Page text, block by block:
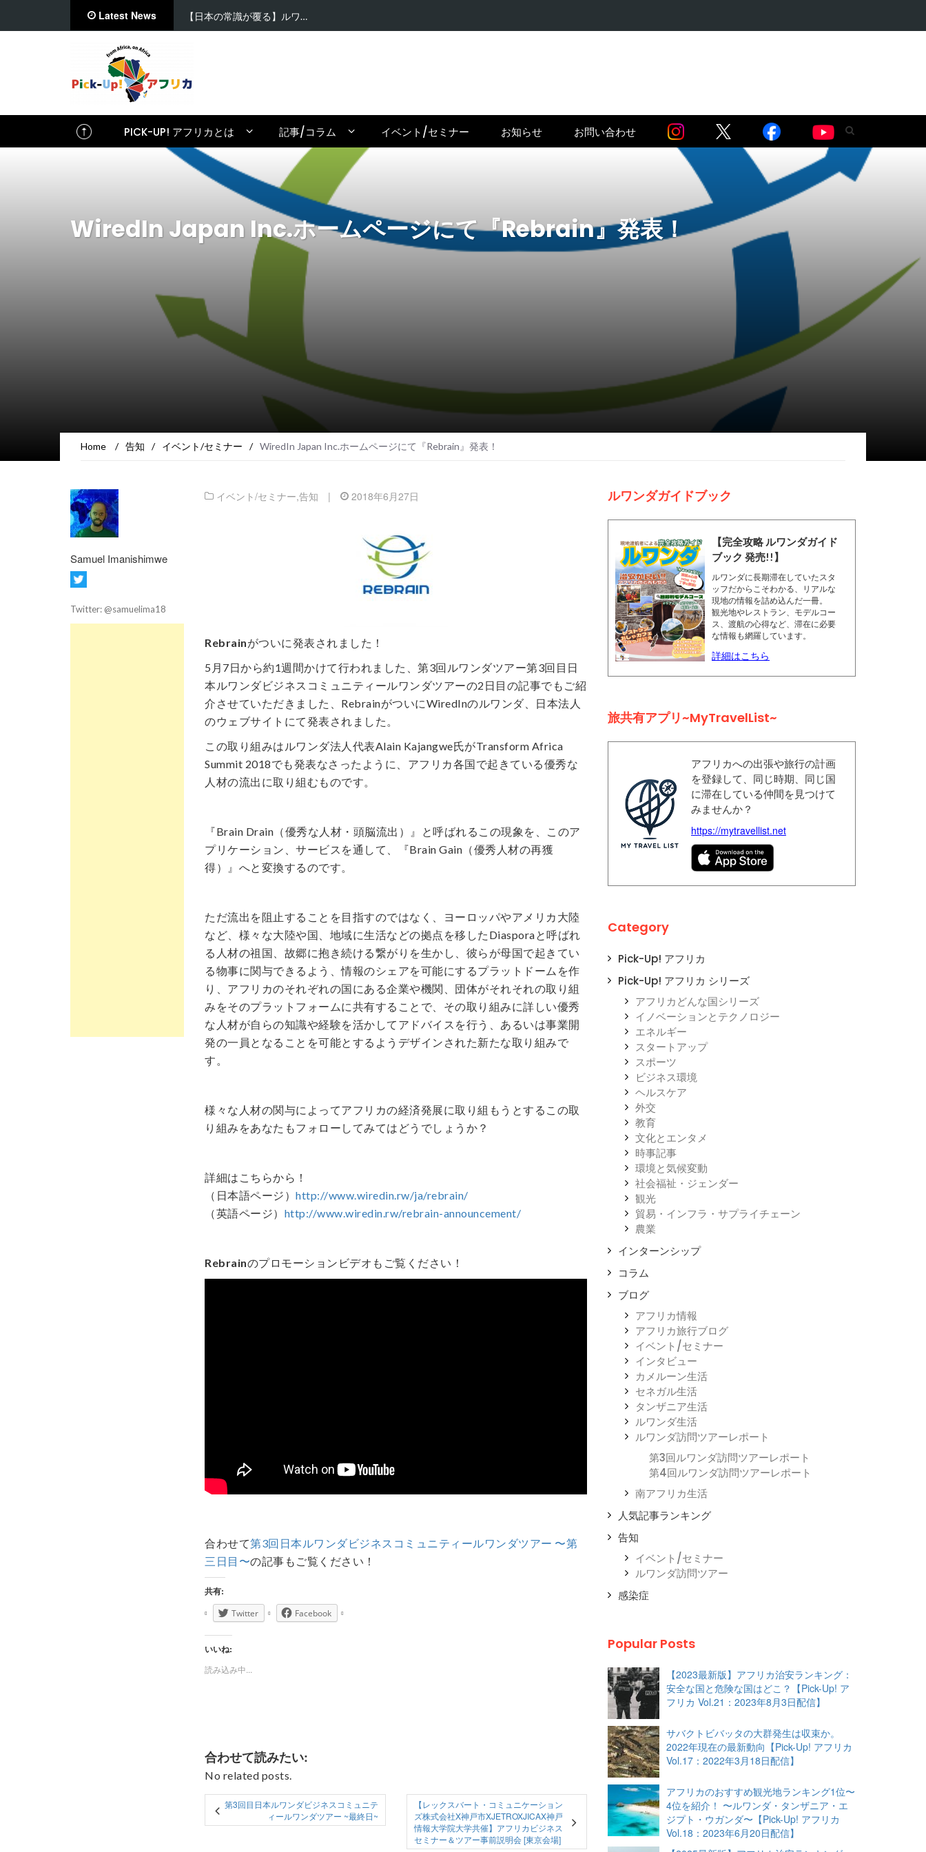
Latest News 【日本の常識が覆る】ルワ…
PICK-UP! アフリカとは 記事/コラム イベント/セミナー お知らせ お問い合わせ
WiredIn Japan Inc.ホームページにて『Rebrain』発表！
Home / 告知 / イベント/セミナー / WiredIn Japan Inc.ホームページにて『Rebrain』発表！
Samuel Imanishimwe
Twitter: @samuelima18
イベント/セミナー,告知 | 2018年6月27日
Rebrainがついに発表されました！
5月7日から約1週間かけて行われました、第3回ルワンダツアー第3回目日
本ルワンダビジネスコミュニティールワンダツアーの2日目の記事でもご紹
介させていただきました、RebrainがついにWiredInのルワンダ、日本法人
のウェブサイトにて発表されました。
この取り組みはルワンダ法人代表Alain Kajangwe氏がTransform Africa
Summit 2018でも発表なさったように、アフリカ各国で起きている優秀な
人材の流出に取り組むものです。
『Brain Drain（優秀な人材・頭脳流出）』と呼ばれるこの現象を、このア
プリケーション、サービスを通して、『Brain Gain（優秀人材の再獲
得）』へと変換するのです。
ただ流出を阻止することを目指すのではなく、ヨーロッパやアメリカ大陸
など、様々な大陸や国、地域に生活などの拠点を移したDiasporaと呼ばれ
る人材の祖国、故郷に抱き続ける繋がりを生かし、彼らが母国で起きてい
る物事に関与できるよう、情報のシェアを可能にするプラットドームを作
り、アフリカのそれぞれの国にある企業や機関、団体がそれそれの取り組
みをそのプラットフォームに共有することで、その取り組みに詳しい優秀
な人材が自らの知識や経験を活かしてアドバイスを行う、あるいは事業開
発の一員となることを可能とするようデザインされた新たな取り組みで
す。
様々な人材の関与によってアフリカの経済発展に取り組もうとするこの取
り組みをあなたもフォローしてみてはどうでしょうか？
詳細はこちらから！
（日本語ページ） http://www.wiredin.rw/ja/rebrain/
（英語ページ） http://www.wiredin.rw/rebrain-announcement/
Rebrainのプロモーションビデオもご覧ください！
合わせて第3回日本ルワンダビジネスコミュニティールワンダツアー 〜第
三日目〜の記事もご覧ください！
共有:
Twitter Facebook
いいね:
読み込み中...
合わせて読みたい:
No related posts.
第3回目日本ルワンダビジネスコミュニテ
ィールワンダツアー ~最終日~
【レックスバート・コミュニケーション
ズ株式会社X神戸市XJETROXJICAX神戸
情報大学院大学共催】アフリカビジネス
セミナー＆ツアー事前説明会 [東京会場]
ルワンダガイドブック
【完全攻略 ルワンダガイド
ブック 発売!!】
ルワンダに長期滞在していたスタ
ッフだからこそわかる、リアルな
現地の情報を詰め込んだ一冊。
観光地やレストラン、モデルコー
ス、渡航の心得など、滞在に必要
な情報も網羅しています。
詳細はこちら
旅共有アプリ~MyTravelList~
アフリカへの出張や旅行の計画
を登録して、同じ時期、同じ国
に滞在している仲間を見つけて
みませんか？
https://mytravellist.net
Category
Pick-Up! アフリカ
Pick-Up! アフリカ シリーズ
アフリカどんな国シリーズ
イノベーションとテクノロジー
エネルギー
スタートアップ
スポーツ
ビジネス環境
ヘルスケア
外交
教育
文化とエンタメ
時事記事
環境と気候変動
社会福祉・ジェンダー
観光
貿易・インフラ・サプライチェーン
農業
インターンシップ
コラム
ブログ
アフリカ情報
アフリカ旅行ブログ
イベント/セミナー
インタビュー
カメルーン生活
セネガル生活
タンザニア生活
ルワンダ生活
ルワンダ訪問ツアーレポート
第3回ルワンダ訪問ツアーレポート
第4回ルワンダ訪問ツアーレポート
南アフリカ生活
人気記事ランキング
告知
イベント/セミナー
ルワンダ訪問ツアー
感染症
Popular Posts
【2023最新版】アフリカ治安ランキング：
安全な国と危険な国はどこ？【Pick-Up! ア
フリカ Vol.21：2023年8月3日配信】
サバクトビバッタの大群発生は収束か。
2022年現在の最新動向【Pick-Up! アフリカ
Vol.17：2022年3月18日配信】
アフリカのおすすめ観光地ランキング1位〜
4位を紹介！ 〜ルワンダ・タンザニア・エ
ジプト・ウガンダ〜【Pick-Up! アフリカ
Vol.18：2023年6月20日配信】